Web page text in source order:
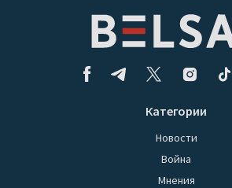
Категории
Новости
Война
Мнения